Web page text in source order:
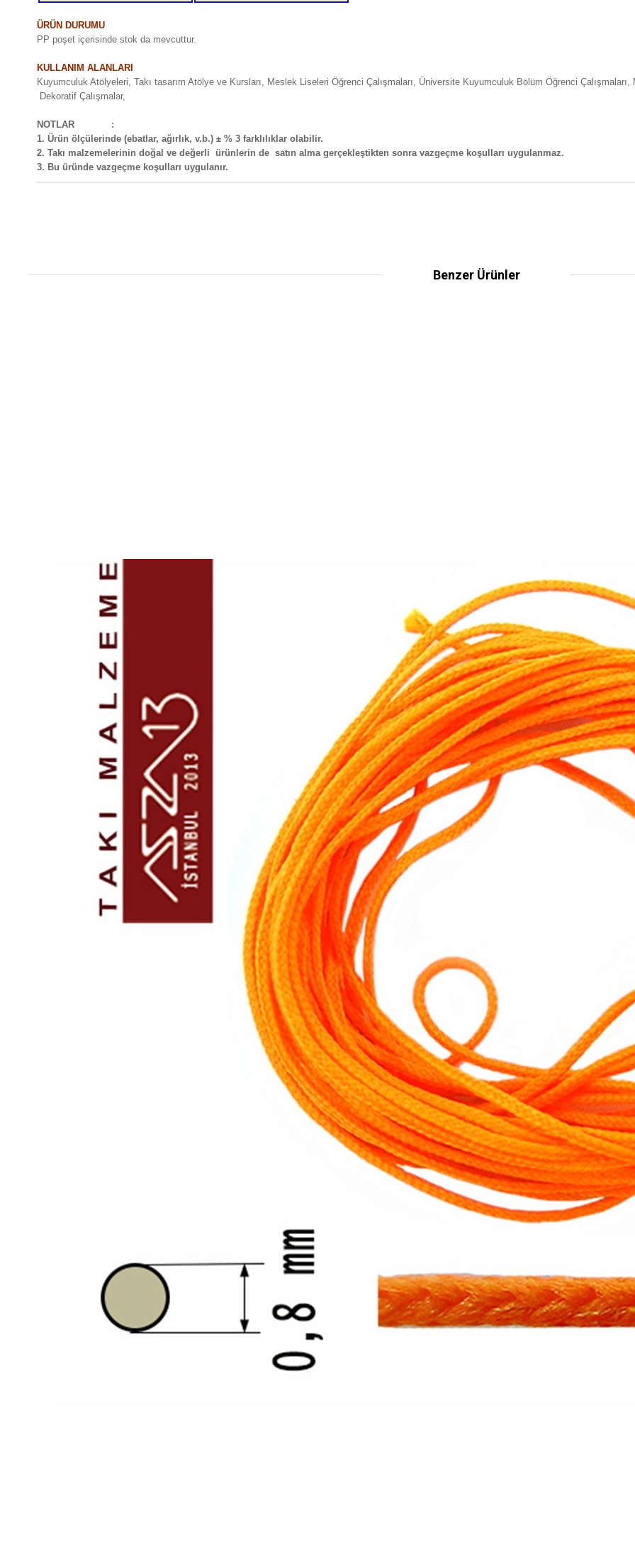
ÜRÜN DURUMU
PP poşet içerisinde stok da mevcuttur.
KULLANIM ALANLARI
Kuyumculuk Atölyeleri, Takı tasarım Atölye ve Kursları, Meslek Liseleri Öğrenci Çalışmaları, Üniversite Kuyumculuk Bölüm Öğrenci
Dekoratif Çalışmalar,
NOTLAR :
1. Ürün ölçülerinde (ebatlar, ağırlık, v.b.) ± % 3 farklılıklar olabilir.
2. Takı malzemelerinin doğal ve değerli ürünlerin de satın alma gerçekleştikten sonra vazgeçme koşulları uygulanmaz.
3. Bu üründe vazgeçme koşulları uygulanır.
Benzer Ürünler